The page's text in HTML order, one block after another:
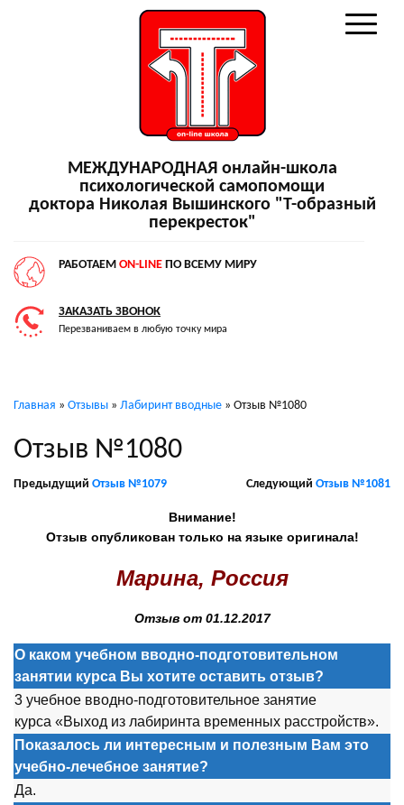
МЕЖДУНАРОДНАЯ онлайн-школа
психологической самопомощи
доктора Николая Вышинского "Т-образный
перекресток"
РАБОТАЕМ ON-LINE ПО ВСЕМУ МИРУ
ЗАКАЗАТЬ ЗВОНОК
Перезваниваем в любую точку мира
Главная » Отзывы » Лабиринт вводные » Отзыв №1080
Отзыв №1080
Предыдущий Отзыв №1079 Следующий Отзыв №1081
Внимание!
Отзыв опубликован только на языке оригинала!
Марина, Россия
Отзыв от 01.12.2017
О каком учебном вводно-подготовительном
занятии курса Вы хотите оставить отзыв?
3 учебное вводно-подготовительное занятие
курса «Выход из лабиринта временных расстройств».
Показалось ли интересным и полезным Вам это
учебно-лечебное занятие?
Да.